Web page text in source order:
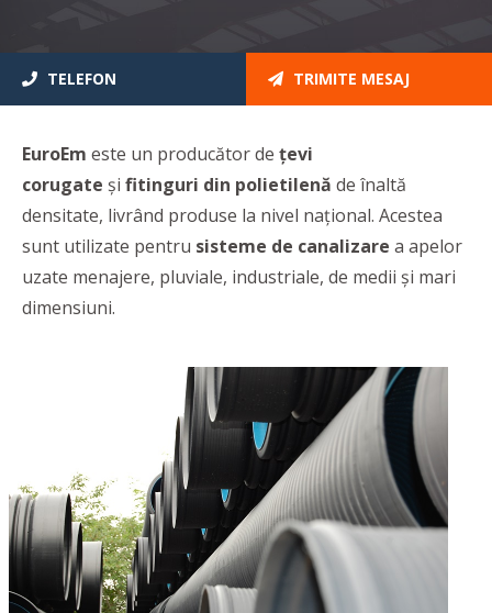
TELEFON TRIMITE MESAJ
EuroEm este un producător de țevi
corugate și fitinguri din polietilenă de înaltă
densitate, livrând produse la nivel național. Acestea
sunt utilizate pentru sisteme de canalizare a apelor
uzate menajere, pluviale, industriale, de medii și mari
dimensiuni.